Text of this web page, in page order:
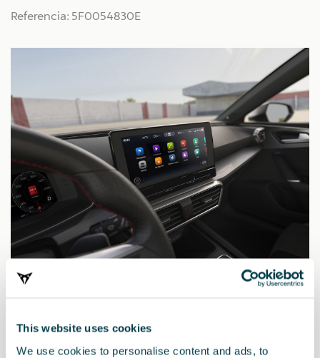
This website uses cookies
We use cookies to personalise content and ads, to
Referencia: 5F0054830E
Solo compatible para radios MIB Gen. 3 (MIB3) – PR: 8AW/8AR –
Navi System & 9WC/9WV.